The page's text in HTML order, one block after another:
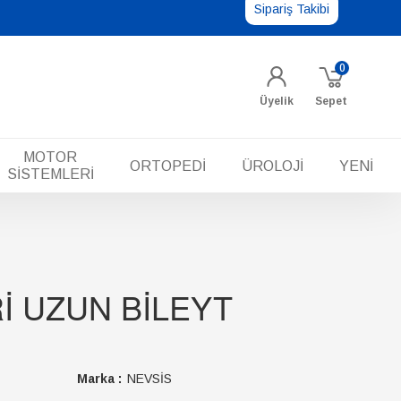
Sipariş Takibi
Üyelik Sepet
0
MOTOR
SİSTEMLERİ
ORTOPEDİ ÜROLOJİ YENİ
UZUN BİLEYT
Marka : NEVSİS